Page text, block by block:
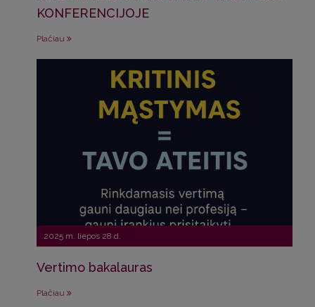
KONFERENCIJOJE
Plačiau
2025 m. liepos 28 d.
Vertimo bakalauras
Plačiau